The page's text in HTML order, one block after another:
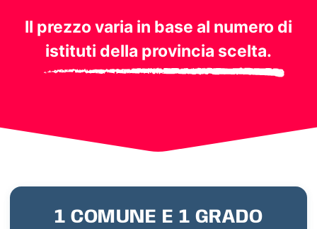
Il prezzo varia in base al numero di
istituti della provincia scelta.
1 COMUNE E 1 GRADO